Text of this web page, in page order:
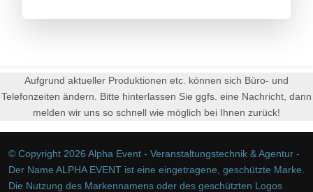
Aufgrund aktueller Produktionen etc. können sich Büro- und
Telefonzeiten ändern. Bitte hinterlassen Sie ggfs. eine Nachricht, dann
melden wir uns so schnell wie möglich bei Ihnen zurück!
© Copyright 2026 Alpha Event - Veranstaltungstechnik & Agentur -
Der Name ALPHA EVENT ist eine eingetragene, geschützte Marke.
Die Nutzung des Markennamens oder des geschützten Logos